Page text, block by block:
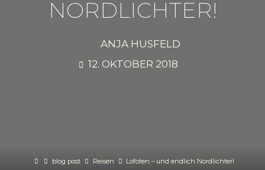
NORDLICHTER!
ANJA HUSFELD
12. OKTOBER 2018
Homeblog post Reisen Lofoten – und endlich Nordlichter!